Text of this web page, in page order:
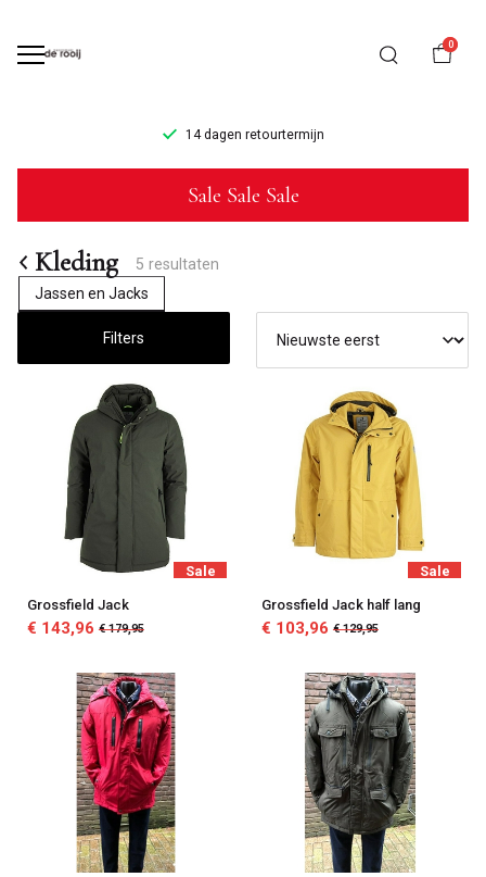
0
14 dagen retourtermijn
Kleding
Mannenmode
de
Rooij
Sale Sale Sale
Kleding
5 resultaten
Jassen en Jacks
Filters
Sale
Grossfield Jack
€ 143,96 € 179,95
Sale
Grossfield Jack half lang
€ 103,96 € 129,95